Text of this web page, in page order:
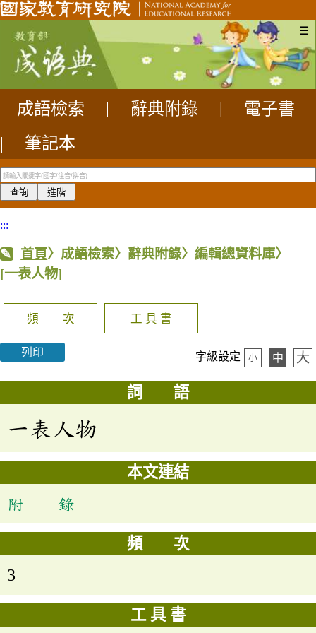
☰
成語檢索 辭典附錄
電子書
|
筆記本
:::
首頁〉成語檢索〉辭典附錄〉編輯總資料庫〉
[一表人物]
頻 次 工 具 書
列印 字級設定 小 中 大
詞 語
一表人物
本文連結
附 錄
頻 次
3
工 具 書